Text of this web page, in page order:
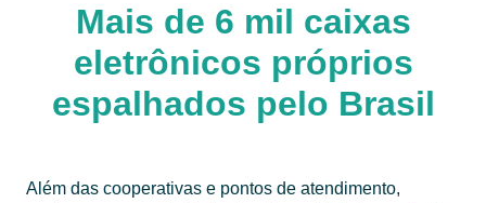
Mais de 6 mil caixas
eletrônicos próprios
espalhados pelo Brasil
Além das cooperativas e pontos de atendimento,